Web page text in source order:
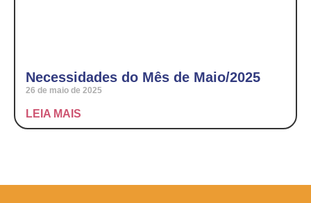
Necessidades do Mês de Maio/2025
26 de maio de 2025
LEIA MAIS